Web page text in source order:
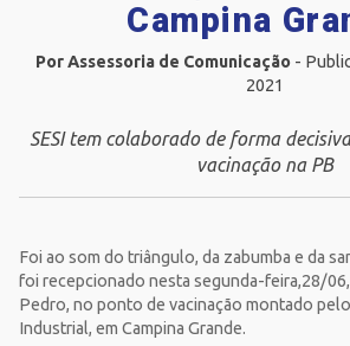
Campina
Por Assessoria de Comunicação -
2021
SESI tem colaborado de forma
vacinação na PB
Foi ao som do triângulo, da zabumba e da
foi recepcionado nesta segunda-feira,28/
Pedro, no ponto de vacinação montado
Industrial, em Campina Grande.